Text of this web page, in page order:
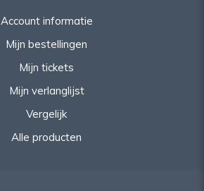
Account informatie
Mijn bestellingen
Mijn tickets
Mijn verlanglijst
Vergelijk
Alle producten